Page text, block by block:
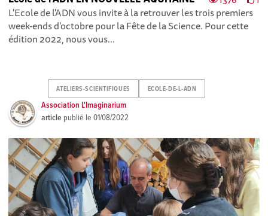
L'Ecole de l'ADN vous invite à la retrouver les trois premiers
week-ends d'octobre pour la Fête de la Science. Pour cette
édition 2022, nous vous...
ATELIERS-SCIENTIFIQUES ECOLE-DE-L-ADN
Association L'Imaginarium
article publié le01/08/2022